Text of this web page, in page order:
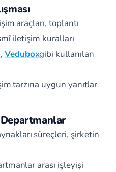
araçları, toplantı
iletişim kuralları
, Veduboxgibi kullanılan
tarzına uygun yanıtlar
süreçleri, şirketin
arası işleyişi